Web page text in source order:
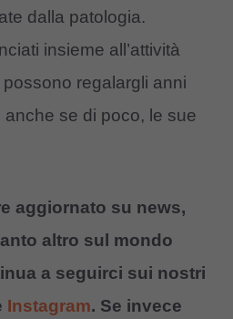
dalla patologia.
insieme all’attività
regalargli anni
anche se di poco, le sue
aggiornato su news,
altro sul mondo
a seguirci sui nostri
Instagram. Se invece